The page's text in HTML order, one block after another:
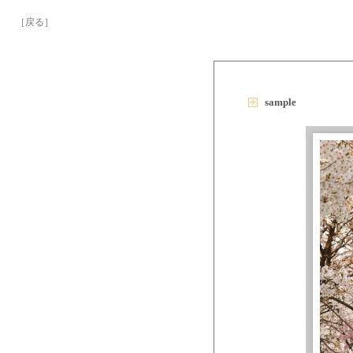
［戻る］
sample